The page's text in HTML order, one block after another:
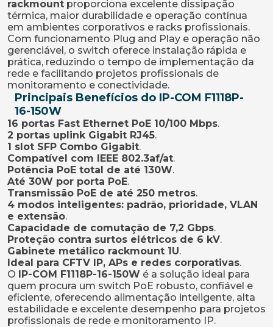
rackmount proporciona excelente dissipação
térmica, maior durabilidade e operação contínua
em ambientes corporativos e racks profissionais.
Com funcionamento Plug and Play e operação não
gerenciável, o switch oferece instalação rápida e
prática, reduzindo o tempo de implementação da
rede e facilitando projetos profissionais de
monitoramento e conectividade.
Principais Benefícios do IP-COM F1118P-
16-150W
16 portas Fast Ethernet PoE 10/100 Mbps.
2 portas uplink Gigabit RJ45.
1 slot SFP Combo Gigabit.
Compatível com IEEE 802.3af/at.
Potência PoE total de até 130W.
Até 30W por porta PoE.
Transmissão PoE de até 250 metros.
4 modos inteligentes: padrão, prioridade, VLAN
e extensão.
Capacidade de comutação de 7,2 Gbps.
Proteção contra surtos elétricos de 6 kV.
Gabinete metálico rackmount 1U.
Ideal para CFTV IP, APs e redes corporativas.
O IP-COM F1118P-16-150W é a solução ideal para
quem procura um switch PoE robusto, confiável e
eficiente, oferecendo alimentação inteligente, alta
estabilidade e excelente desempenho para projetos
profissionais de rede e monitoramento IP.